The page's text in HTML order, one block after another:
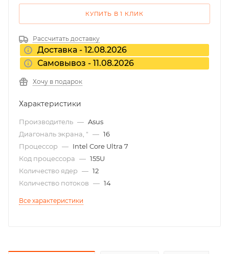
КУПИТЬ В 1 КЛИК
Рассчитать доставку
Доставка - 12.08.2026
Самовывоз - 11.08.2026
Хочу в подарок
Характеристики
Производитель — Asus
Диагональ экрана, " — 16
Процессор — Intel Core Ultra 7
Код процессора — 155U
Количество ядер — 12
Количество потоков — 14
Все характеристики